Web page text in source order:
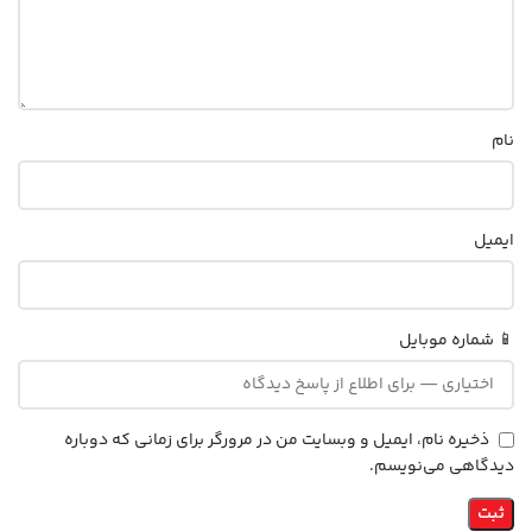
نام
ایمیل
📱 شماره موبایل
ذخیره نام، ایمیل و وبسایت من در مرورگر برای زمانی که دوباره
دیدگاهی می‌نویسم.